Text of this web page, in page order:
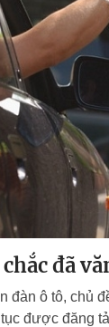
đã
đàn ô tô, chủ
được đăng